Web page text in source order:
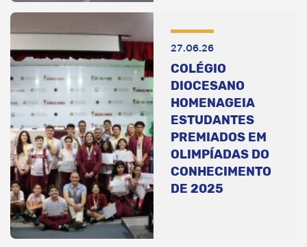
27.06.26
COLÉGIO
DIOCESANO
HOMENAGEIA
ESTUDANTES
PREMIADOS EM
OLIMPÍADAS DO
CONHECIMENTO
DE 2025